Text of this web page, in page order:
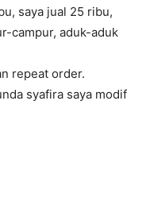
saya jual 25 ribu,
campur, aduk-aduk
repeat order.
syafira saya modif